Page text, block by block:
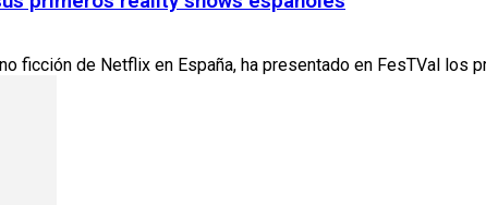
ficción de Netflix en España, ha presentado en FesTVal los